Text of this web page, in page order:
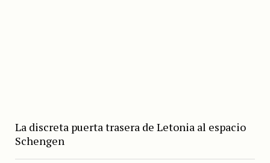
La discreta puerta trasera de Letonia al espacio
Schengen